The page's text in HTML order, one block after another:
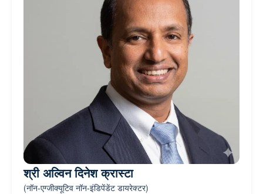
श्री अल्विन दिनेश क्रास्टा
(नॉन-एग्जीक्यूटिव नॉन-इंडिपेंडेंट डायरेक्टर)